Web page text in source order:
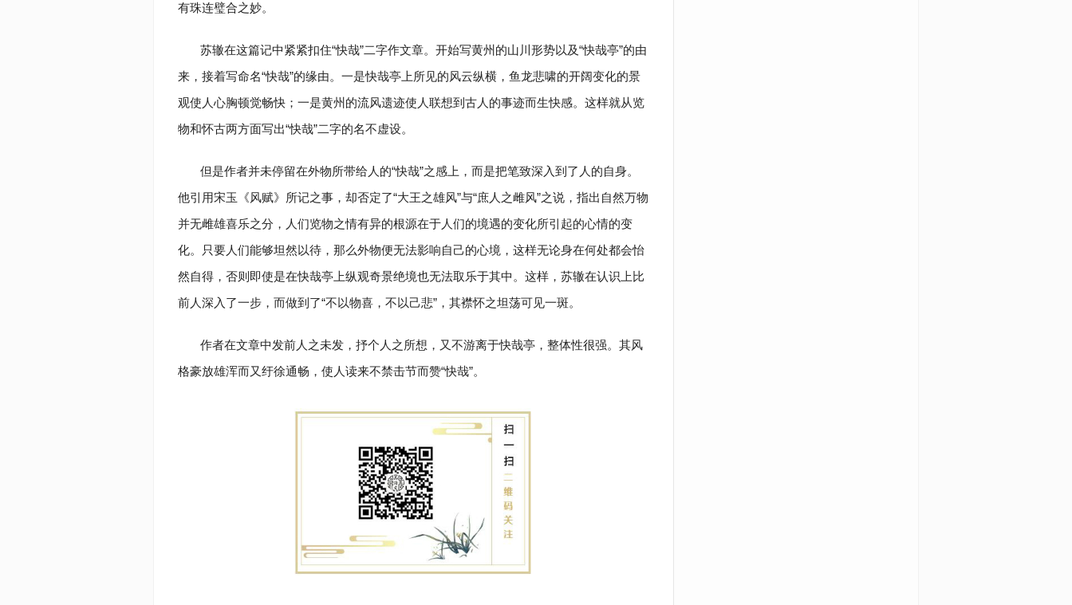
有珠连璧合之妙。
苏辙在这篇记中紧紧扣住“快哉”二字作文章。开始写黄州的山川形势以及“快哉亭”的由
来，接着写命名“快哉”的缘由。一是快哉亭上所见的风云纵横，鱼龙悲啸的开阔变化的景
观使人心胸顿觉畅快；一是黄州的流风遗迹使人联想到古人的事迹而生快感。这样就从览
物和怀古两方面写出“快哉”二字的名不虚设。
但是作者并未停留在外物所带给人的“快哉”之感上，而是把笔致深入到了人的自身。
他引用宋玉《风赋》所记之事，却否定了“大王之雄风”与“庶人之雌风”之说，指出自然万物
并无雌雄喜乐之分，人们览物之情有异的根源在于人们的境遇的变化所引起的心情的变
化。只要人们能够坦然以待，那么外物便无法影响自己的心境，这样无论身在何处都会怡
然自得，否则即使是在快哉亭上纵观奇景绝境也无法取乐于其中。这样，苏辙在认识上比
前人深入了一步，而做到了“不以物喜，不以己悲”，其襟怀之坦荡可见一斑。
作者在文章中发前人之未发，抒个人之所想，又不游离于快哉亭，整体性很强。其风
格豪放雄浑而又纡徐通畅，使人读来不禁击节而赞“快哉”。